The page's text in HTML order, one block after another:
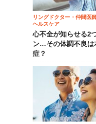
リングドクター・仲間医
ヘルスケア
心不全が知らせる2
ン…その体調不良は
症？